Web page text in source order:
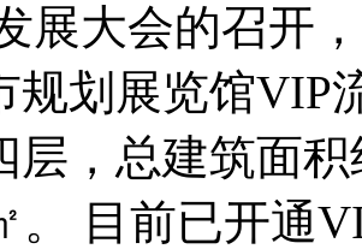
展大会的召开
规划展览馆VIP
层，总建筑面
。 目前已开通